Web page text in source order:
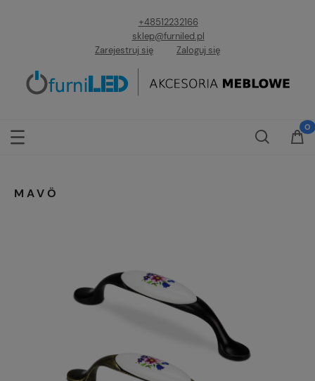
+48512232166
sklep@furniled.pl
Zarejestruj się
Zaloguj się
MAVÖ